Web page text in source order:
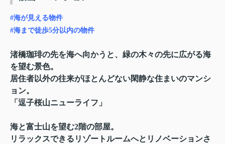
#海が見える物件
#海まで徒歩5分以内の物件
渚橋珈琲の先を海へ向かうと、緑の木々の先に広がる海
を望む景色。
居住者以外の往来がほとんどない閑静な住まいのマンシ
ョン。
「逗子桜山ニューライフ」
海と富士山を望む2階の部屋。
リラックスできるリゾートルームへと リノベーションさ